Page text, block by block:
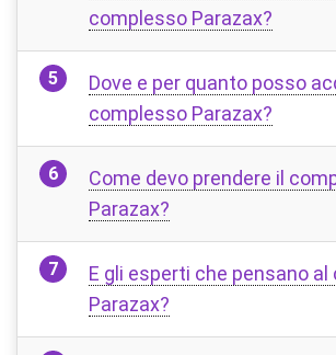
complesso Parazax?
Dove e per quanto posso
complesso Parazax?
Come devo prendere il
Parazax?
E gli esperti che pensano
Parazax?